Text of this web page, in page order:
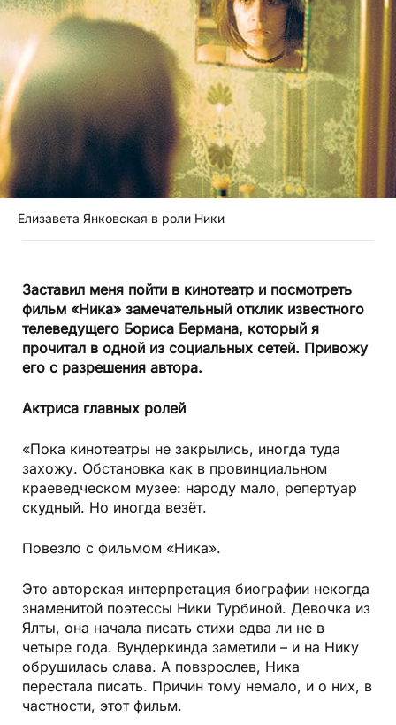
Елизавета Янковская в роли Ники
Заставил меня пойти в кинотеатр и посмотреть
фильм «Ника» замечательный отклик известного
телеведущего Бориса Бермана, который я
прочитал в одной из социальных сетей. Привожу
его с разрешения автора.
Актриса главных ролей
«Пока кинотеатры не закрылись, иногда туда
захожу. Обстановка как в провинциальном
краеведческом музее: народу мало, репертуар
скудный. Но иногда везёт.
Повезло с фильмом «Ника».
Это авторская интерпретация биографии некогда
знаменитой поэтессы Ники Турбиной. Девочка из
Ялты, она начала писать стихи едва ли не в
четыре года. Вундеркинда заметили – и на Нику
обрушилась слава. А повзрослев, Ника
перестала писать. Причин тому немало, и о них, в
частности, этот фильм.